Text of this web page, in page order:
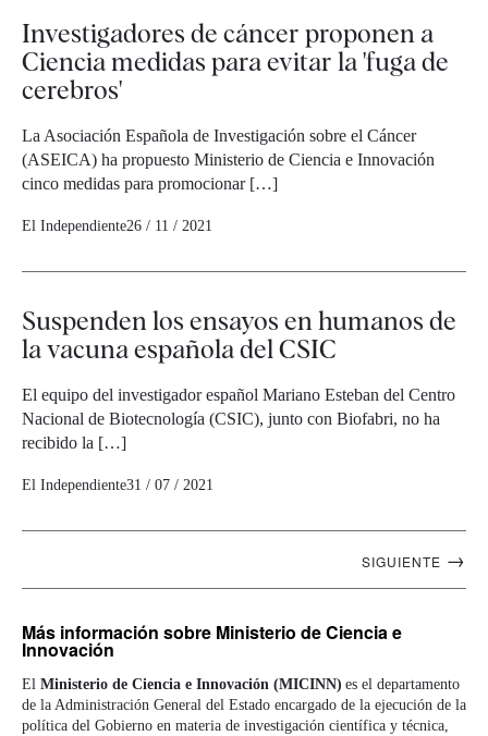
Investigadores de cáncer proponen a
Ciencia medidas para evitar la 'fuga de
cerebros'
La Asociación Española de Investigación sobre el Cáncer
(ASEICA) ha propuesto Ministerio de Ciencia e Innovación
cinco medidas para promocionar […]
El Independiente26 / 11 / 2021
Suspenden los ensayos en humanos de
la vacuna española del CSIC
El equipo del investigador español Mariano Esteban del Centro
Nacional de Biotecnología (CSIC), junto con Biofabri, no ha
recibido la […]
El Independiente31 / 07 / 2021
SIGUIENTE →
Más información sobre Ministerio de Ciencia e
Innovación
El Ministerio de Ciencia e Innovación (MICINN) es el departamento
de la Administración General del Estado encargado de la ejecución de la
política del Gobierno en materia de investigación científica y técnica,